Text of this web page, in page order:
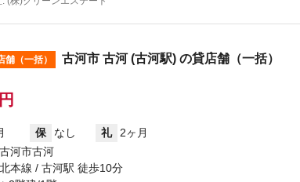
舗（一括） 古河市 古河 (古河駅) の貸店舗（一括）
保 なし 礼
2ヶ月
河市古河
北本線 / 古河駅 徒歩10分